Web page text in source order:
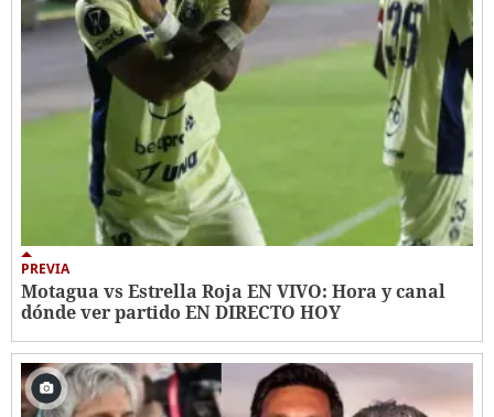
PREVIA
Motagua vs Estrella Roja EN VIVO: Hora y canal
dónde ver partido EN DIRECTO HOY